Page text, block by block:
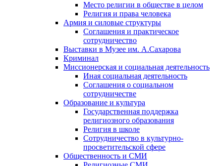
Место религии в обществе в целом
Религия и права человека
Армия и силовые структуры
Соглашения и практическое
сотрудничество
Выставки в Музее им. А.Сахарова
Криминал
Миссионерская и социальная деятельность
Иная социальная деятельность
Соглашения о социальном
сотрудничестве
Образование и культура
Государственная поддержка
религиозного образования
Религия в школе
Сотрудничество в культурно-
просветительской сфере
Общественность и СМИ